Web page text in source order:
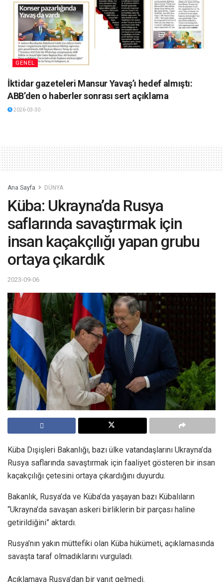
GENEL
İktidar gazeteleri Mansur Yavaş’ı hedef almıştı:
ABB’den o haberler sonrası sert açıklama
2026-03-30
Ana Sayfa DÜNYA
Küba: Ukrayna’da Rusya
saflarında savaştırmak için
insan kaçakçılığı yapan grubu
ortaya çıkardık
2023-09-06
Küba Dışişleri Bakanlığı, bazı ülke vatandaşlarını Ukrayna’da
Rusya saflarında savaştırmak için faaliyet gösteren bir insan
kaçakçılığı çetesini ortaya çıkardığını duyurdu.
Bakanlık, Rusya’da ve Küba’da yaşayan bazı Kübalıların
“Ukrayna’da savaşan askeri birliklerin bir parçası haline
getirildiğini” aktardı.
Rusya’nın yakın müttefiki olan Küba hükümeti, açıklamasında
savaşta taraf olmadıklarını vurguladı.
Açıklamaya Rusya’dan bir yanıt gelmedi.